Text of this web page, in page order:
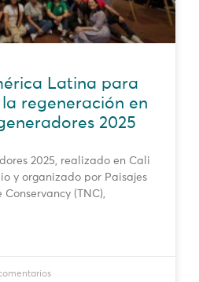
Latina para
regeneración en
2025
2025, realizado en Cali
y organizado por Paisajes
(TNC),